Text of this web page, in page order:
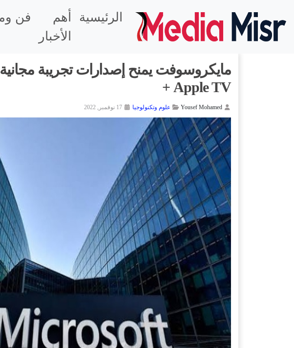
الرئيسية
أهم
الأخبار
فن
Apple TV +
علوم وتكنولوجيا